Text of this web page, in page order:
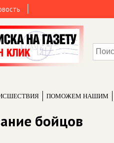
ПОМОЖЕМ НАШИМ
бойцов